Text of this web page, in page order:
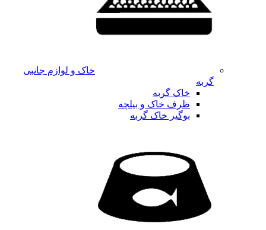
خاک و لوازم جانبی
گربه
خاک گربه
ظرف خاک و بیلچه
بوگیر خاک گربه